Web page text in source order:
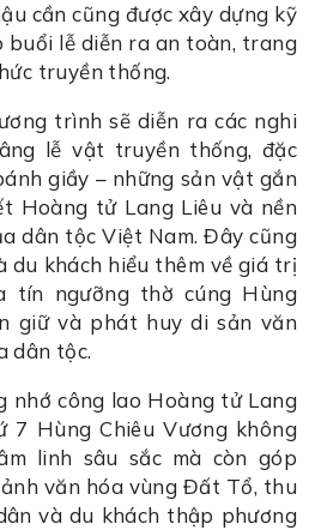
cần cũng được xây dựng kỹ
buổi lễ diễn ra an toàn, trang
truyền thống.
trình sẽ diễn ra các nghi
lễ vật truyền thống, đặc
giầy – những sản vật gắn
Hoàng tử Lang Liêu và nền
dân tộc Việt Nam. Đây cũng
du khách hiểu thêm về giá trị
tín ngưỡng thờ cúng Hùng
giữ và phát huy di sản văn
dân tộc.
nhớ công lao Hoàng tử Lang
7 Hùng Chiêu Vương không
linh sâu sắc mà còn góp
văn hóa vùng Đất Tổ, thu
và du khách thập phương